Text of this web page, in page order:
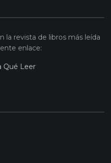
la revista de libros más leída
enlace:
Qué Leer